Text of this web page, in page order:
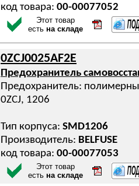
код товара: 00-00077052
Этот товар
есть на складе
0ZCJ0025AF2E
Предохранитель
Предохранитель:
0ZCJ, 1206
Тип корпуса: SMD1206
Производитель: BELFUSE
код товара: 00-00077053
Этот товар
есть на складе